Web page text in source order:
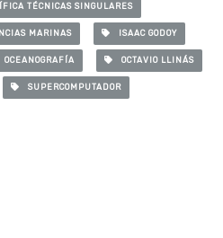
TÉCNICAS SINGULARES
MARINAS ISAAC GODOY
OCEANOGRAFÍA OCTAVIO LLINÁS
SUPERCOMPUTADOR